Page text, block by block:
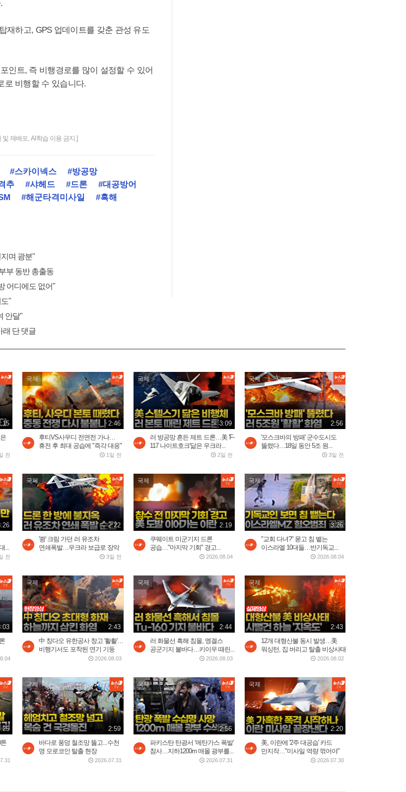
재하고, GPS 업데이트를 갖춘 관성 유도
인트, 즉 비행경로를 많이 설정할 수 있어
로 비행할 수 있습니다.
및 재배포, AI학습 이용 금지.]
#스카이넥스
#방공망
추 #샤헤드 #드론
#대공방어
#해군타격미사일
#흑해
며 광분"
부 동반 총출동
어디에도 없어"
"
안달"
래 단 댓글
전
국제
2:46
후티VS사우디 전면전 가나…
휴전 후 최대 공습에 "즉각 대응"
1일 전
국제
3:09
러 방공망 흔든 제트 드론…美 'F-
117 나이트호크'닮은 우크라...
2일 전
국제
2:56
'모스크바의 방패' 군수도시도
뚫렸다…18일 동안 5조 원...
3일 전
...
전
국제
2:22
'쾅' 크림 가던 러 유조차
연쇄폭발…우크라 보급로 장악
3일 전
국제
2:19
쿠웨이트 미군기지 드론
공습…"마지막 기회" 경고...
2026.08.04
국제
3:26
"교회 다녀?" 묻고 침 뱉는
이스라엘 10대들…반기독교...
2026.08.04
국제
2:43
中 칭다오 유한공사 창고 '활활'…
비행기서도 포착된 연기 기둥
2026.08.03
국제
2:44
러 화물선 흑해 침몰, 엥겔스
공군기지 불바다…키이우 때린...
2026.08.03
국제
2:43
12개 대형산불 동시 발생…美
워싱턴, 집 버리고 탈출 비상사태
2026.08.02
국제
2:59
바다로 풍덩 철조망 뚫고...수천
명 모로코인 탈출 현장
2026.07.31
국제
2:56
파키스탄 탄광서 ‘메탄가스 폭발’
참사…지하1200m 매몰 광부를...
2026.07.31
국제
2:20
美, 이란에 '2주 대공습' 카드
만지작…"미사일 역량 꺾어야"
2026.07.30